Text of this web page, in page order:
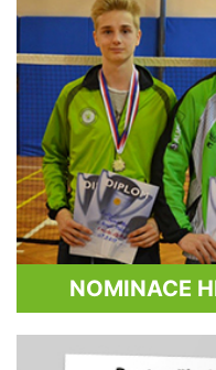
NOMINACE